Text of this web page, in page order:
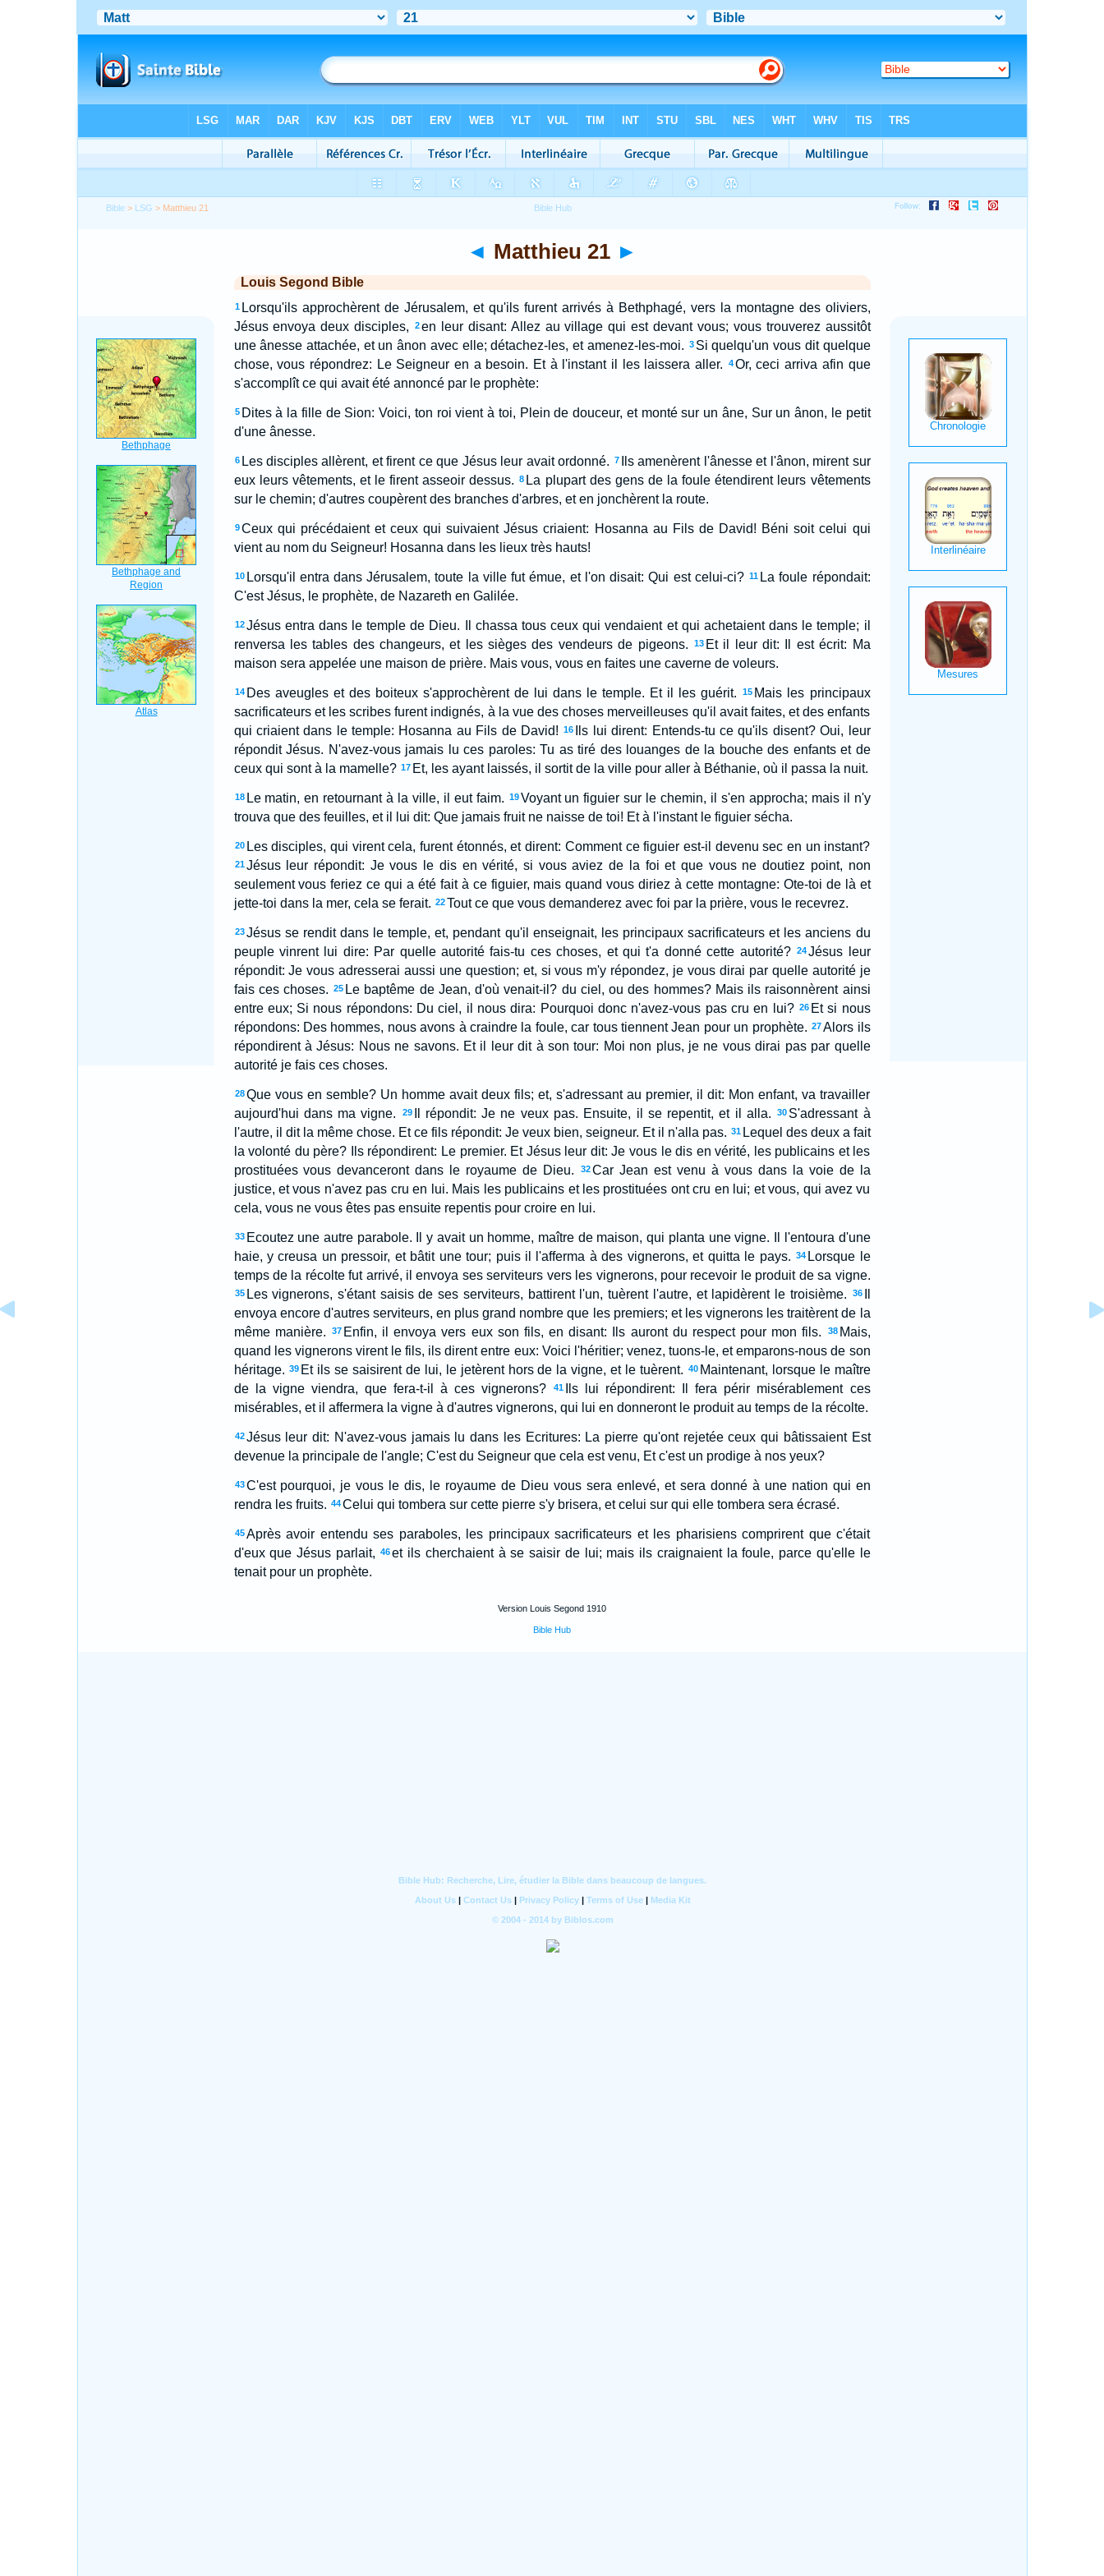
Bible > LSG > Matthieu 21
◄ Matthieu 21 ►
Louis Segond Bible
1 Lorsqu'ils approchèrent de Jérusalem, et qu'ils furent arrivés à Bethphagé, vers la montagne des oliviers,
Jésus envoya deux disciples,
2en leur disant: Allez au village qui est devant vous; vous trouverez aussitôt
une ânesse attachée, et un ânon avec elle; détachez-les, et amenez-les-moi. 3 Si quelqu'un vous dit quelque
chose, vous répondrez: Le Seigneur en a besoin. Et à l'instant il les laissera aller.
4Or, ceci arriva afin que
s'accomplît ce qui avait été annoncé par le prophète:
5 Dites à la fille de Sion: Voici, ton roi vient à toi, Plein de douceur, et monté sur un âne, Sur un ânon, le petit
d'une ânesse.
6 Les disciples allèrent, et firent ce que Jésus leur avait ordonné. 7
Ils amenèrent l'ânesse et l'ânon, mirent sur
eux leurs vêtements, et le firent asseoir dessus.
8 La plupart des gens de la foule étendirent leurs vêtements
sur le chemin; d'autres coupèrent des branches d'arbres, et en jonchèrent la route.
9 Ceux qui précédaient et ceux qui suivaient Jésus criaient: Hosanna au Fils de David! Béni soit celui qui
vient au nom du Seigneur! Hosanna dans les lieux très hauts!
10 Lorsqu'il entra dans Jérusalem, toute la ville fut émue, et l'on disait: Qui est celui-ci? 11 La foule répondait:
C'est Jésus, le prophète, de Nazareth en Galilée.
12 Jésus entra dans le temple de Dieu. Il chassa tous ceux qui vendaient et qui achetaient dans le temple; il
renversa les tables des changeurs, et les sièges des vendeurs de pigeons.
13 Et il leur dit: Il est écrit: Ma
maison sera appelée une maison de prière. Mais vous, vous en faites une caverne de voleurs.
14 Des aveugles et des boiteux s'approchèrent de lui dans le temple. Et il les guérit. 15 Mais les principaux
sacrificateurs et les scribes furent indignés, à la vue des choses merveilleuses qu'il avait faites, et des enfants
qui criaient dans le temple: Hosanna au Fils de David!
16
Ils lui dirent: Entends-tu ce qu'ils disent? Oui, leur
répondit Jésus. N'avez-vous jamais lu ces paroles: Tu as tiré des louanges de la bouche des enfants et de
ceux qui sont à la mamelle? 17 Et, les ayant laissés, il sortit de la ville pour aller à Béthanie, où il passa la nuit.
18 Le matin, en retournant à la ville, il eut faim. 19 Voyant un figuier sur le chemin, il s'en approcha; mais il n'y
trouva que des feuilles, et il lui dit: Que jamais fruit ne naisse de toi! Et à l'instant le figuier sécha.
20 Les disciples, qui virent cela, furent étonnés, et dirent: Comment ce figuier est-il devenu sec en un instant?
21 Jésus leur répondit: Je vous le dis en vérité, si vous aviez de la foi et que vous ne doutiez point, non
seulement vous feriez ce qui a été fait à ce figuier, mais quand vous diriez à cette montagne: Ote-toi de là et
jette-toi dans la mer, cela se ferait. 22 Tout ce que vous demanderez avec foi par la prière, vous le recevrez.
23 Jésus se rendit dans le temple, et, pendant qu'il enseignait, les principaux sacrificateurs et les anciens du
peuple vinrent lui dire: Par quelle autorité fais-tu ces choses, et qui t'a donné cette autorité?
24Jésus leur
répondit: Je vous adresserai aussi une question; et, si vous m'y répondez, je vous dirai par quelle autorité je
fais ces choses.
25 Le baptême de Jean, d'où venait-il? du ciel, ou des hommes? Mais ils raisonnèrent ainsi
entre eux; Si nous répondons: Du ciel, il nous dira: Pourquoi donc n'avez-vous pas cru en lui? 26 Et si nous
répondons: Des hommes, nous avons à craindre la foule, car tous tiennent Jean pour un prophète. 27Alors ils
répondirent à Jésus: Nous ne savons. Et il leur dit à son tour: Moi non plus, je ne vous dirai pas par quelle
autorité je fais ces choses.
28 Que vous en semble? Un homme avait deux fils; et, s'adressant au premier, il dit: Mon enfant, va travailler
aujourd'hui dans ma vigne.
29 Il répondit: Je ne veux pas. Ensuite, il se repentit, et il alla. 30 S'adressant à
l'autre, il dit la même chose. Et ce fils répondit: Je veux bien, seigneur. Et il n'alla pas. 31 Lequel des deux a fait
la volonté du père? Ils répondirent: Le premier. Et Jésus leur dit: Je vous le dis en vérité, les publicains et les
prostituées vous devanceront dans le royaume de Dieu.
32Car Jean est venu à vous dans la voie de la
justice, et vous n'avez pas cru en lui. Mais les publicains et les prostituées ont cru en lui; et vous, qui avez vu
cela, vous ne vous êtes pas ensuite repentis pour croire en lui.
33 Ecoutez une autre parabole. Il y avait un homme, maître de maison, qui planta une vigne. Il l'entoura d'une
haie, y creusa un pressoir, et bâtit une tour; puis il l'afferma à des vignerons, et quitta le pays. 34 Lorsque le
temps de la récolte fut arrivé, il envoya ses serviteurs vers les vignerons, pour recevoir le produit de sa vigne.
35 Les vignerons, s'étant saisis de ses serviteurs, battirent l'un, tuèrent l'autre, et lapidèrent le troisième. 36
envoya encore d'autres serviteurs, en plus grand nombre que les premiers; et les vignerons les traitèrent de la
même manière.
37 Enfin, il envoya vers eux son fils, en disant: Ils auront du respect pour mon fils. 38 Mais,
quand les vignerons virent le fils, ils dirent entre eux: Voici l'héritier; venez, tuons-le, et emparons-nous de son
héritage. 39 Et ils se saisirent de lui, le jetèrent hors de la vigne, et le tuèrent. 40 Maintenant, lorsque le maître
de la vigne viendra, que fera-t-il à ces vignerons?
41
Ils lui répondirent: Il fera périr misérablement ces
misérables, et il affermera la vigne à d'autres vignerons, qui lui en donneront le produit au temps de la récolte.
42 Jésus leur dit: N'avez-vous jamais lu dans les Ecritures: La pierre qu'ont rejetée ceux qui bâtissaient Est
devenue la principale de l'angle; C'est du Seigneur que cela est venu, Et c'est un prodige à nos yeux?
43 C'est pourquoi, je vous le dis, le royaume de Dieu vous sera enlevé, et sera donné à une nation qui en
rendra les fruits. 44 Celui qui tombera sur cette pierre s'y brisera, et celui sur qui elle tombera sera écrasé.
45 Après avoir entendu ses paraboles, les principaux sacrificateurs et les pharisiens comprirent que c'était
d'eux que Jésus parlait,
46 et ils cherchaient à se saisir de lui; mais ils craignaient la foule, parce qu'elle le
tenait pour un prophète.
Version Louis Segond 1910
Bible Hub